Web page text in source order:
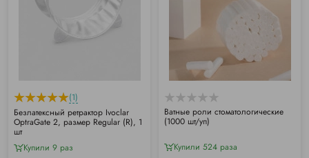
(1)
Безлатексный ретрактор Ivoclar
OptraGate 2, размер Regular (R), 1
шт
Купили 9 раз
Ватные роли стоматологические
(1000 шт/уп)
Купили 524 раза